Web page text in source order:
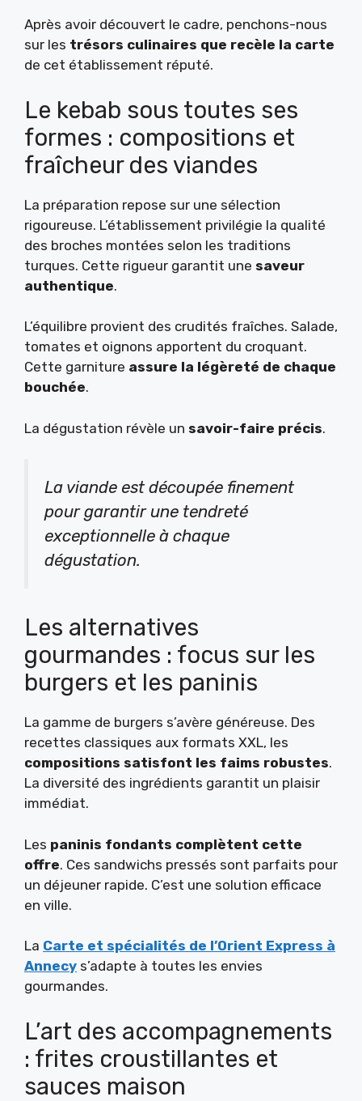
Après avoir découvert le cadre, penchons-nous
sur les trésors culinaires que recèle la carte
de cet établissement réputé.
Le kebab sous toutes ses
formes : compositions et
fraîcheur des viandes
La préparation repose sur une sélection
rigoureuse. L’établissement privilégie la qualité
des broches montées selon les traditions
turques. Cette rigueur garantit une saveur
authentique.
L’équilibre provient des crudités fraîches. Salade,
tomates et oignons apportent du croquant.
Cette garniture assure la légèreté de chaque
bouchée.
La dégustation révèle un savoir-faire précis.
La viande est découpée finement
pour garantir une tendreté
exceptionnelle à chaque
dégustation.
Les alternatives
gourmandes : focus sur les
burgers et les paninis
La gamme de burgers s’avère généreuse. Des
recettes classiques aux formats XXL, les
compositions satisfont les faims robustes.
La diversité des ingrédients garantit un plaisir
immédiat.
Les paninis fondants complètent cette
offre. Ces sandwichs pressés sont parfaits pour
un déjeuner rapide. C’est une solution efficace
en ville.
La Carte et spécialités de l’Orient Express à
Annecy s’adapte à toutes les envies
gourmandes.
L’art des accompagnements
: frites croustillantes et
sauces maison